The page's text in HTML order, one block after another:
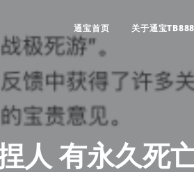
通宝首页 关于通宝TB888
人 有永久死